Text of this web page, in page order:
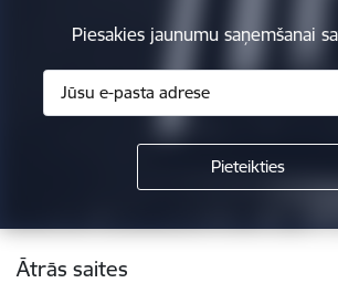
Piesakies jaunumu saņemšanai
Kājene
Ātrās saites